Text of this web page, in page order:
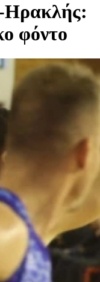
Ηρακλής:
φόντο